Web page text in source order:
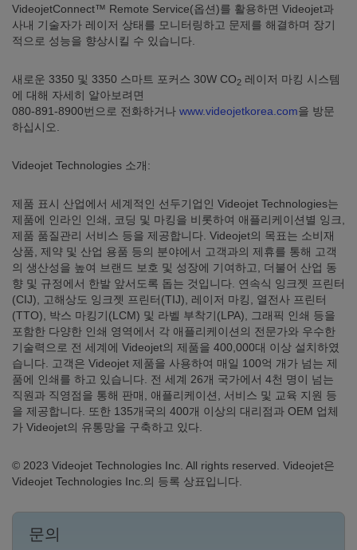
VideojetConnect™ Remote Service(옵션)를 활용하면 Videojet과
사내 기술자가 레이저 상태를 모니터링하고 문제를 해결하며 장기
적으로 성능을 향상시킬 수 있습니다.
새로운 3350 및 3350 스마트 포커스 30W CO2 레이저 마킹 시스템
에 대해 자세히 알아보려면
080-891-8900번으로 전화하거나 www.videojetkorea.com을 방문
하십시오.
Videojet Technologies 소개:
제품 표시 산업에서 세계적인 선두기업인 Videojet Technologies는
제품에 인라인 인쇄, 코딩 및 마킹을 비롯하여 애플리케이션별 잉크,
제품 품질관리 서비스 등을 제공합니다. Videojet의 목표는 소비재
상품, 제약 및 산업 용품 등의 분야에서 고객과의 제휴를 통해 고객
의 생산성을 높여 브랜드 보호 및 성장에 기여하고, 더불어 산업 동
향 및 규정에서 한발 앞서도록 돕는 것입니다. 연속식 잉크젯 프린터
(CIJ), 고해상도 잉크젯 프린터(TIJ), 레이저 마킹, 열전사 프린터
(TTO), 박스 마킹기(LCM) 및 라벨 부착기(LPA), 그래픽 인쇄 등을
포함한 다양한 인쇄 영역에서 각 애플리케이션의 전문가와 우수한
기술력으로 전 세계에 Videojet의 제품을 400,000대 이상 설치하였
습니다. 고객은 Videojet 제품을 사용하여 매일 100억 개가 넘는 제
품에 인쇄를 하고 있습니다. 전 세계 26개 국가에서 4천 명이 넘는
직원과 직영점을 통해 판매, 애플리케이션, 서비스 및 교육 지원 등
을 제공합니다. 또한 135개국의 400개 이상의 대리점과 OEM 업체
가 Videojet의 유통망을 구축하고 있다.
© 2023 Videojet Technologies Inc. All rights reserved. Videojet은
Videojet Technologies Inc.의 등록 상표입니다.
문의